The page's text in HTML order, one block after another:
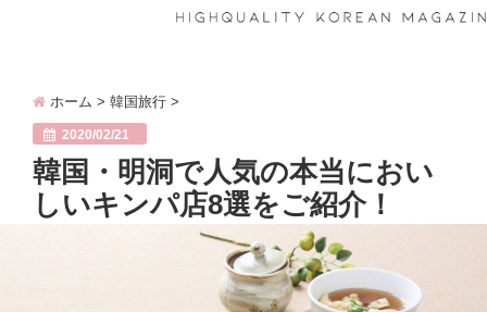
韓国旅行
韓国 美容
ホーム > 韓国旅行 >
2020/02/21
韓国・明洞で人気の本当におい
しいキンパ店8選をご紹介！